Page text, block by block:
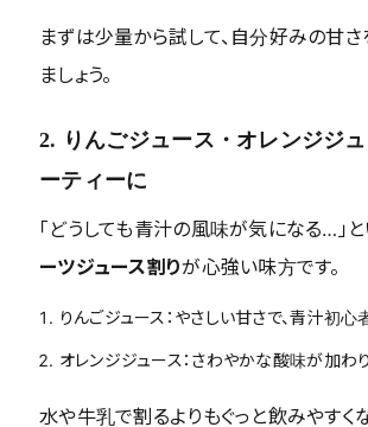
まずは少量から試して、自分好みの甘
ましょう。
2. りんごジュース・オレンジジ
ーティーに
「どうしても青汁の風味が気になる…」と
ーツジュース割りが心強い味方です。
りんごジュース：やさしい甘さで、青汁初心
オレンジジュース：さわやかな酸味が加わ
水や牛乳で割るよりもぐっと飲みやすく